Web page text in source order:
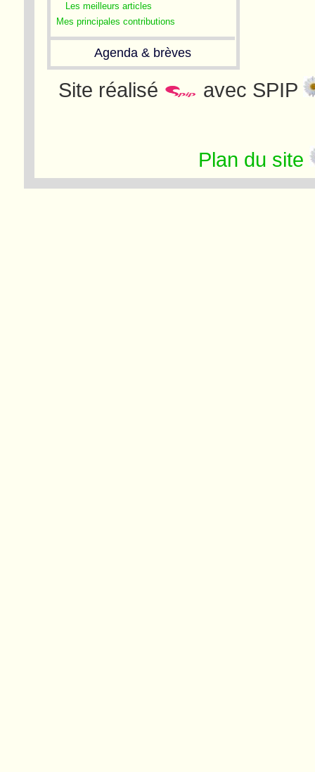
Les meilleurs articles
Mes principales contributions
Agenda & brèves
Site réalisé avec SPIP
Plan du site